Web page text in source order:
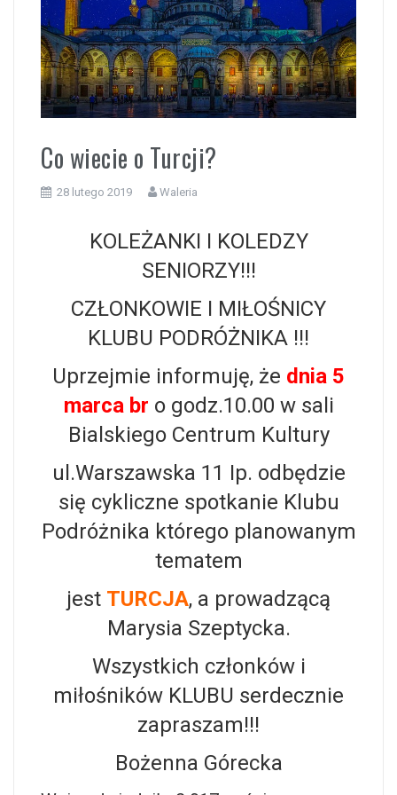
Co wiecie o Turcji?
28 lutego 2019 Waleria
KOLEŻANKI I KOLEDZY
SENIORZY!!!
CZŁONKOWIE I MIŁOŚNICY
KLUBU PODRÓŻNIKA !!!
Uprzejmie informuję, że dnia 5
marca br o godz.10.00 w sali
Bialskiego Centrum Kultury
ul.Warszawska 11 Ip. odbędzie
się cykliczne spotkanie Klubu
Podróżnika którego planowanym
tematem
jest TURCJA, a prowadzącą
Marysia Szeptycka.
Wszystkich członków i
miłośników KLUBU serdecznie
zapraszam!!!
Bożenna Górecka